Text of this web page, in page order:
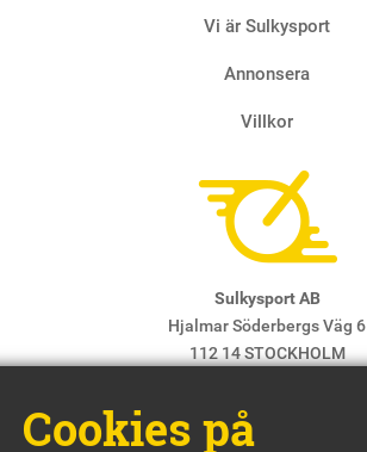
Vi är Sulkysport
Annonsera
Villkor
Sulkysport AB
Hjalmar Söderbergs Väg 6
112 14 STOCKHOLM
Chefredaktör & ansvarig utgivare:
Cookies på